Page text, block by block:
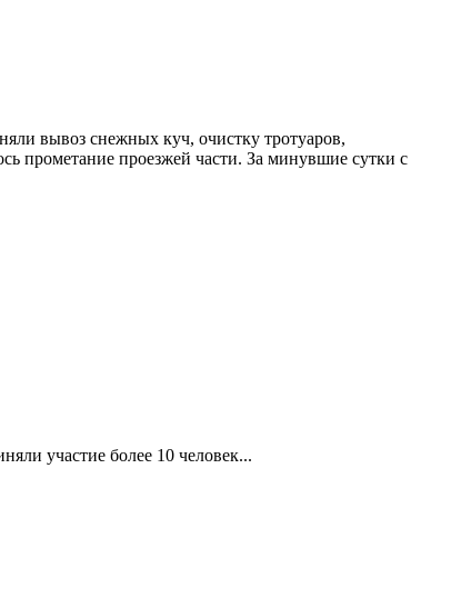
вывоз снежных куч, очистку тротуаров,
прометание проезжей части. За минувшие сутки с
участие более 10 человек...